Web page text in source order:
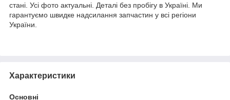
стані. Усі фото актуальні. Деталі без пробігу в Україні. Ми
гарантуємо швидке надсилання запчастин у всі регіони
України.
Характеристики
Основні